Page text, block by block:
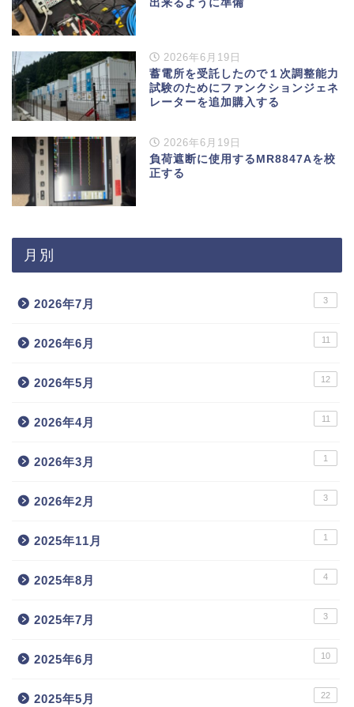
出来るように準備
2026年6月19日
蓄電所を受託したので１次調整能力
試験のためにファンクションジェネ
レーターを追加購入する
2026年6月19日
負荷遮断に使用するMR8847Aを校
正する
月別
2026年7月 3
2026年6月 11
2026年5月 12
2026年4月 11
2026年3月 1
2026年2月 3
2025年11月 1
2025年8月 4
2025年7月 3
2025年6月 10
2025年5月 22